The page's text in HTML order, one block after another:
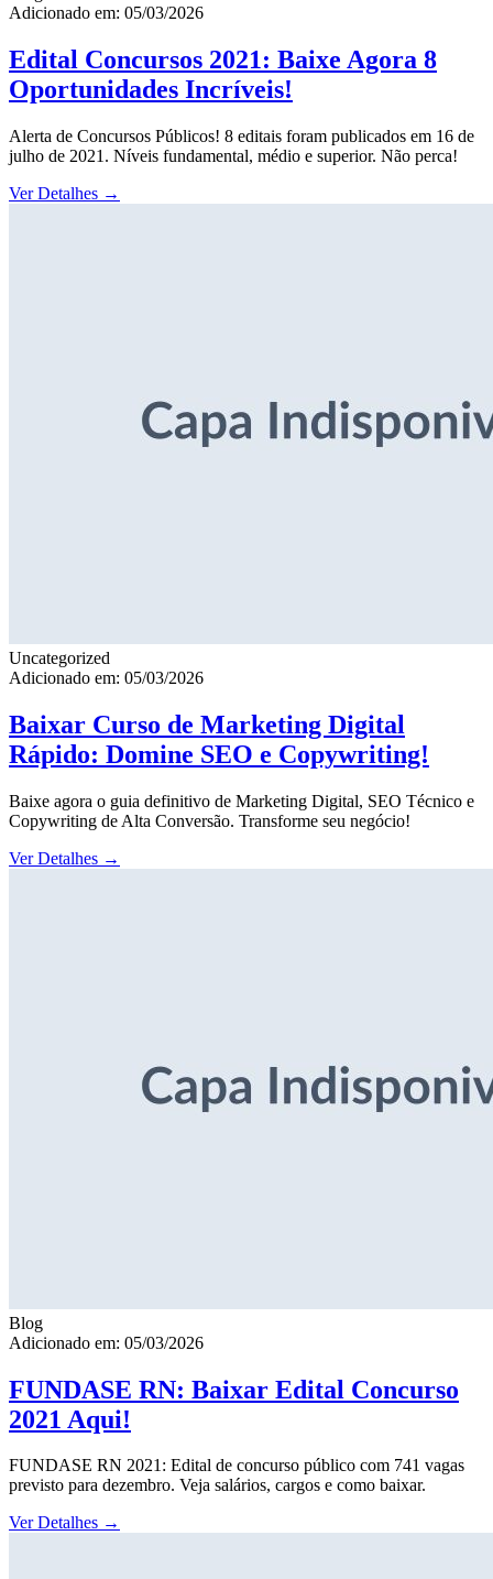
Adicionado em: 05/03/2026
Edital Concursos 2021: Baixe Agora 8
Oportunidades Incríveis!
Alerta de Concursos Públicos! 8 editais foram publicados em 16 de
julho de 2021. Níveis fundamental, médio e superior. Não perca!
Ver Detalhes →
Uncategorized
Adicionado em: 05/03/2026
Baixar Curso de Marketing Digital
Rápido: Domine SEO e Copywriting!
Baixe agora o guia definitivo de Marketing Digital, SEO Técnico e
Copywriting de Alta Conversão. Transforme seu negócio!
Ver Detalhes →
Blog
Adicionado em: 05/03/2026
FUNDASE RN: Baixar Edital Concurso
2021 Aqui!
FUNDASE RN 2021: Edital de concurso público com 741 vagas
previsto para dezembro. Veja salários, cargos e como baixar.
Ver Detalhes →